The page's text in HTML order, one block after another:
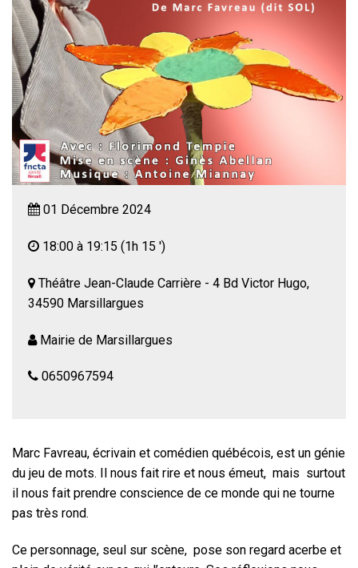
01 Décembre 2024
18:00 à 19:15 (1h 15 ')
Théâtre Jean-Claude Carrière - 4 Bd Victor Hugo,
34590 Marsillargues
Mairie de Marsillargues
0650967594
Marc Favreau, écrivain et comédien québécois, est un génie
du jeu de mots. Il nous fait rire et nous émeut, mais surtout
il nous fait prendre conscience de ce monde qui ne tourne
pas très rond.
Ce personnage, seul sur scène, pose son regard acerbe et